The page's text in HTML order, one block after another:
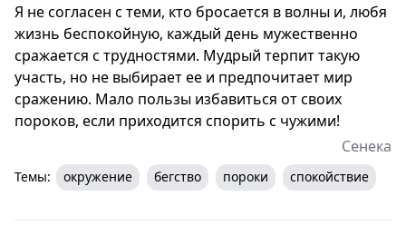
Я не согласен с теми, кто бросается в волны и, любя
жизнь беспокойную, каждый день мужественно
сражается с трудностями. Мудрый терпит такую
участь, но не выбирает ее и предпочитает мир
сражению. Мало пользы избавиться от своих
пороков, если приходится спорить с чужими!
Сенека
Темы: окружение бегство пороки спокойствие